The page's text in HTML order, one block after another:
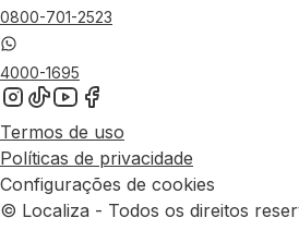
0800-701-2523
4000-1695
Termos de uso
Políticas de privacidade
Configurações de cookies
© Localiza - Todos os direitos